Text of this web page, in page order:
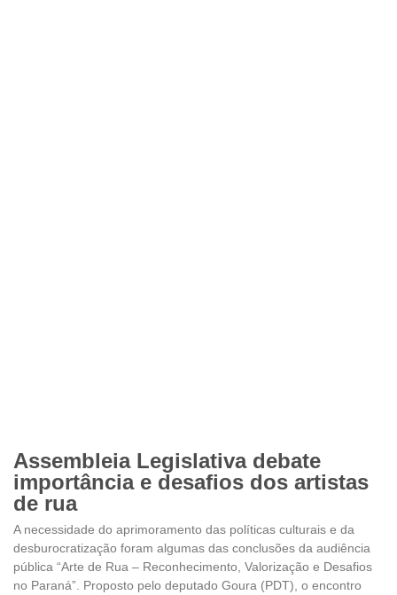
Assembleia Legislativa debate
importância e desafios dos artistas
de rua
A necessidade do aprimoramento das políticas culturais e da
desburocratização foram algumas das conclusões da audiência
pública “Arte de Rua – Reconhecimento, Valorização e Desafios
no Paraná”. Proposto pelo deputado Goura (PDT), o encontro